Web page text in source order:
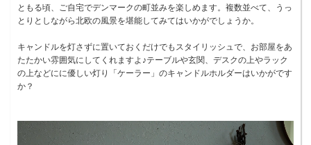
ともる頃、ご自宅でデンマークの町並みを楽しめます。複数並べて、うっ
とりとしながら北欧の風景を堪能してみてはいかがでしょうか。
キャンドルを灯さずに置いておくだけでもスタイリッシュで、お部屋をあ
たたかい雰囲気にしてくれますよ♪テーブルや玄関、デスクの上やラック
の上などにに優しい灯り「ケーラー」のキャンドルホルダーはいかがです
か？